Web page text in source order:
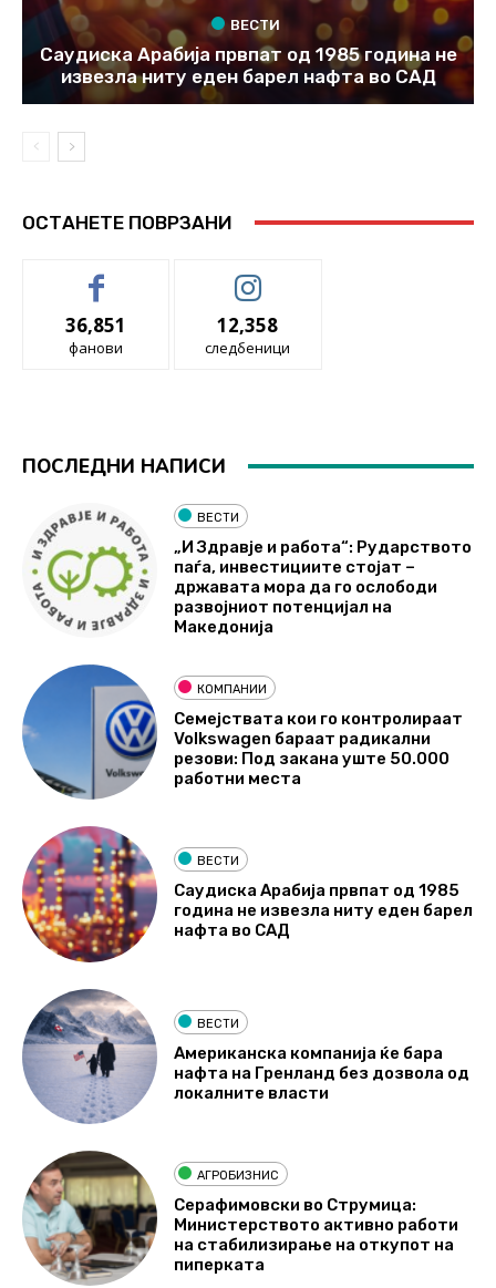
ВЕСТИ
Саудиска Арабија првпат од 1985 година не
извезла ниту еден барел нафта во САД
ОСТАНЕТЕ ПОВРЗАНИ
36,851
фанови
12,358
следбеници
ПОСЛЕДНИ НАПИСИ
ВЕСТИ
„И Здравје и работа“: Рударството
паѓа, инвестициите стојат –
државата мора да го ослободи
развојниот потенцијал на
Македонија
КОМПАНИИ
Семејствата кои го контролираат
Volkswagen бараат радикални
резови: Под закана уште 50.000
работни места
ВЕСТИ
Саудиска Арабија првпат од 1985
година не извезла ниту еден барел
нафта во САД
ВЕСТИ
Американска компанија ќе бара
нафта на Гренланд без дозвола од
локалните власти
АГРОБИЗНИС
Серафимовски во Струмица:
Министерството активно работи
на стабилизирање на откупот на
пиперката